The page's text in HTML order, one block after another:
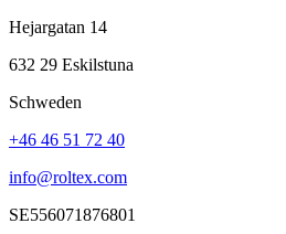
Hejargatan 14
632 29 Eskilstuna
Schweden
+46 46 51 72 40
info@roltex.com
SE556071876801